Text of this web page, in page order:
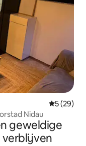
5 (29)
Nidau
geweldige
verblijven